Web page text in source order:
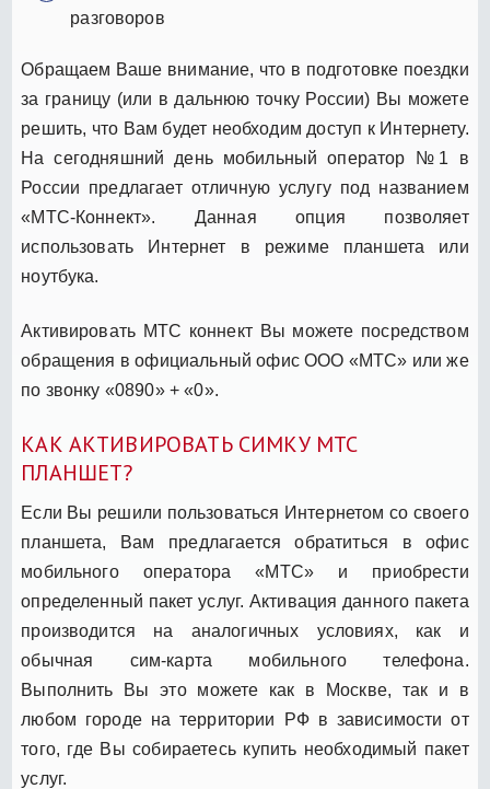
разговоров
Обращаем Ваше внимание, что в подготовке поездки
за границу (или в дальнюю точку России) Вы можете
решить, что Вам будет необходим доступ к Интернету.
На сегодняшний день мобильный оператор №1 в
России предлагает отличную услугу под названием
«МТС-Коннект». Данная опция позволяет
использовать Интернет в режиме планшета или
ноутбука.
Активировать МТС коннект Вы можете посредством
обращения в официальный офис ООО «МТС» или же
по звонку «0890» + «0».
КАК АКТИВИРОВАТЬ СИМКУ МТС
ПЛАНШЕТ?
Если Вы решили пользоваться Интернетом со своего
планшета, Вам предлагается обратиться в офис
мобильного оператора «МТС» и приобрести
определенный пакет услуг. Активация данного пакета
производится на аналогичных условиях, как и
обычная сим-карта мобильного телефона.
Выполнить Вы это можете как в Москве, так и в
любом городе на территории РФ в зависимости от
того, где Вы собираетесь купить необходимый пакет
услуг.